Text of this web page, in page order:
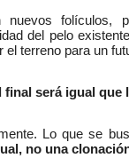
nuevos folículos,
del pelo
el terreno para un
final será igual que
Lo que se
no una